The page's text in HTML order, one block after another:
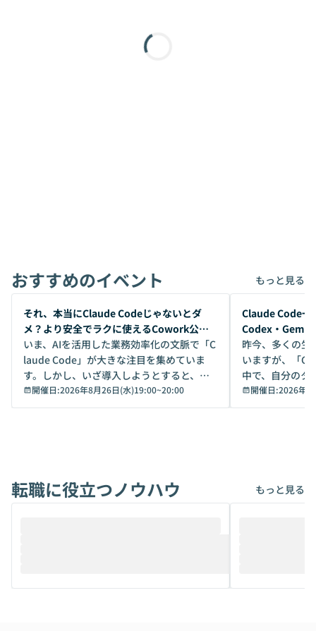
おすすめのイベント もっと見る
開催前
それ、本当にClaude Codeじゃないとダ
メ？より安全でラクに使えるCowork公開
デモ
いま、AIを活用した業務効率化の文脈で「C
laude Code」が大きな注目を集めていま
す。しかし、いざ導入しようとすると、セ
キュリティ面の懸念や権限管理のハードル
から、気軽に使えないケースも多いのでは
けでなく、想像以上の範囲まで自動化でき
ることは、まだあまり知られていません。
メルカリでの判断基準をもとに「なぜClau
開催日:2026年8月26日(水)19:00~20:00
開催前
Claude Code一
Codex・
昨今、多くの生
いますが、「
中で、自分のタ
いいのか」を自
か？ 「なんとなく誰かが良いと言っていた
は、評判では
ているAIを選ぶこ
それぞれの本当
開催日:2026年8
転職に役立つノウハウ もっと見る